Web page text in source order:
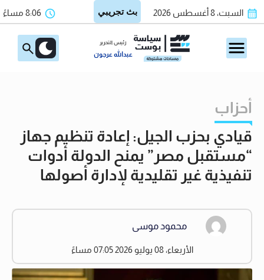
السبت، 8 أغسطس 2026 8:06 مساءً
رئيس التحرير
عبدالله عرجون
أحزاب
قيادي بحزب الجيل: إعادة تنظيم جهاز
“مستقبل مصر” يمنح الدولة أدوات
تنفيذية غير تقليدية لإدارة أصولها
محمود موسى
الأربعاء، 08 يوليو 2026 07:05 مساءً